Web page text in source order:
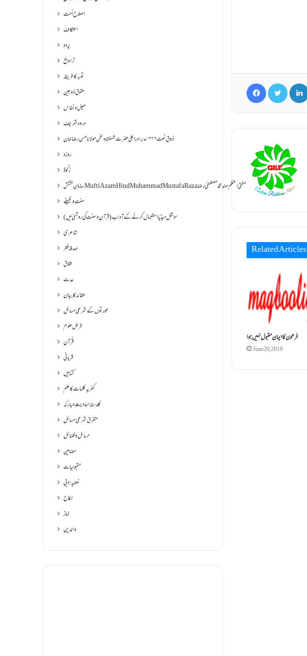
Related Articles
فرعون کا ایمان مقبول نہیں ہوا
June 20, 2019
اصلاح اُمت
اعتکاف
پردہ
تراویح
توبہ کا طریقہ
حقوقِ ذوجین
حیض و نفاس
درود شریف
ذَوقِ نَعت ۱۳۲۶ھ برادرِ اعلیٰ حضرت شہنشاہِ سخن مولانا حسن رضا خان
روزہ
زکٰوۃ
سامانِ بخشش Mufti Azam Hind Muhammad Mustafa Raza مفتی اعظم ھند محمد مصطفیٰ رضا
سنت وظیفے
سوشل میڈیا استعمال کرنے کے آداب (قرآن و سنت کی روشنی میں)
شاعری
صدقۂ فطر
طلاق
عدت
عقائد کا بیان
عورتوں کے شرعی مسائل
فرض علوم
قُرآنِ
قربانی
کتابیں
کفریہ کلمات کا علم
گلدستۂ احادیثِ مبارکہ
متفرق شرعی مسائل
مسائل و فضائل
مضامین
مقبولیات
نعتیہ ادبی
نکاح
نماز
والدین